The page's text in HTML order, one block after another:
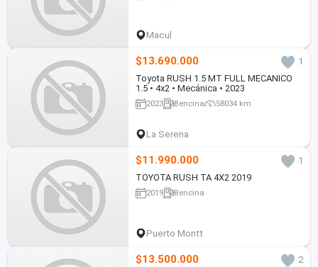
Macul
$13.690.000
1
Toyota RUSH 1.5 MT FULL MECANICO
1.5 • 4x2 • Mecánica • 2023
2023 Bencina 58034 km
La Serena
$11.990.000
1
TOYOTA RUSH TA 4X2 2019
2019 Bencina
Puerto Montt
$13.500.000
2